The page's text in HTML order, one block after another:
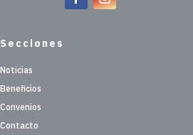
Secciones
Noticias
Beneficios
Convenios
Contacto